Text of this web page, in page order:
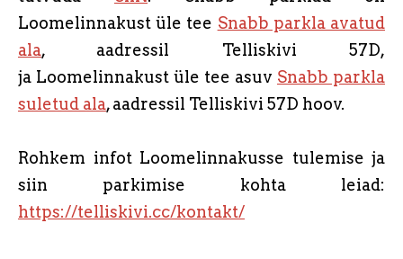
Loomelinnakust üle tee Snabb parkla avatud
ala, aadressil Telliskivi 57D,
ja Loomelinnakust üle tee asuv Snabb parkla
suletud ala, aadressil Telliskivi 57D hoov.
Rohkem infot Loomelinnakusse tulemise ja
siin parkimise kohta leiad:
https://telliskivi.cc/kontakt/